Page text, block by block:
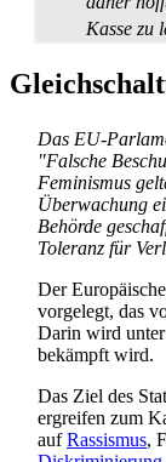
Kasse zu
Das EU-
"Falsche
Feminismus
Überwachung
Behörde
Toleranz für
Der
vorgelegt, das
Darin wird unter
bekämpft wird.
Das Ziel des
ergreifen zum
aufRassismus,